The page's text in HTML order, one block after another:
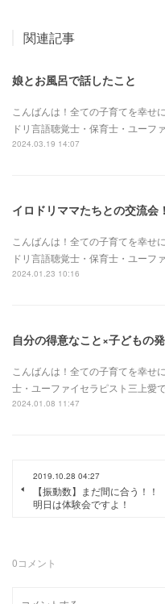
関連記事
娘とお風呂で話したこと
こんばんは！全ての子育てを幸せ
ドリ言語聴覚士・保育士・ユーフ
2024.03.19 14:07
イロドリママたちとの交流会！
こんばんは！全ての子育てを幸せ
ドリ言語聴覚士・保育士・ユーフ
2024.01.23 10:16
自分の得意なこと×子どもの
こんばんは！全ての子育てを幸せ
士・ユーファイセラピスト三上愛
2024.01.08 11:47
2019.10.28 04:27
【振動数】まだ間に合う！！
明日は体験会ですよ！
0コメント